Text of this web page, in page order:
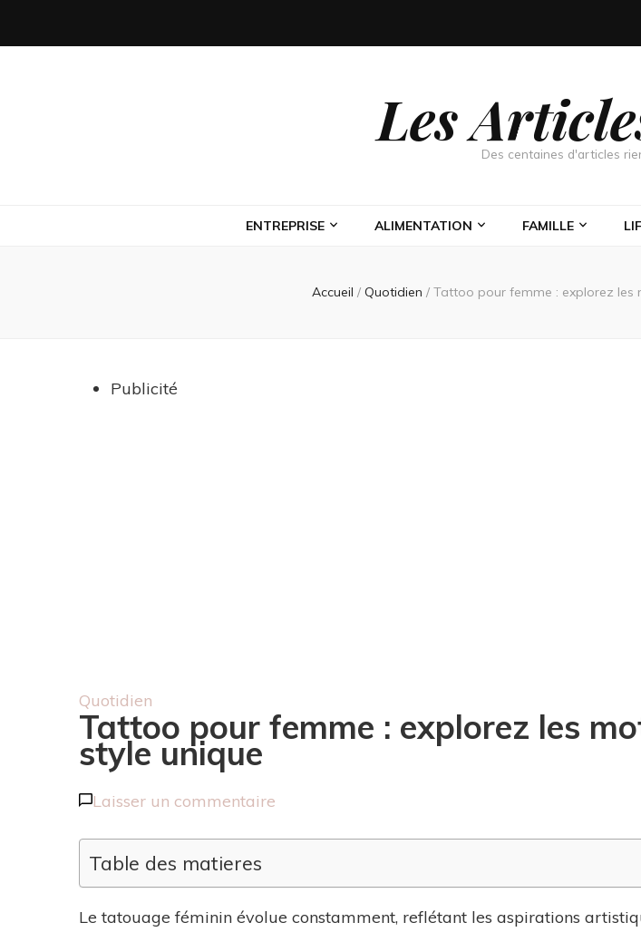
Les Des centaines d'articles
ENTREPRISE ALIMENTATION FAMILLE
Accueil / Quotidien / Tattoo pour femme : explorez les
Publicité
Quotidien
Tattoo pour femme : explorez les
style unique
Laisser un commentaire
Table des matieres
Le tatouage féminin évolue constamment, reflétant les aspirations